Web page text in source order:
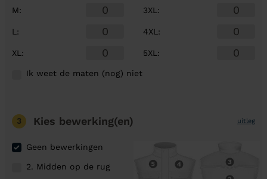
M:
L :
XL :
3XL :
4XL :
5XL :
Ik weet de maten (nog) niet
3 Kies bewerking(en) uitleg
Geen bewerkingen
2. Midden op de rug